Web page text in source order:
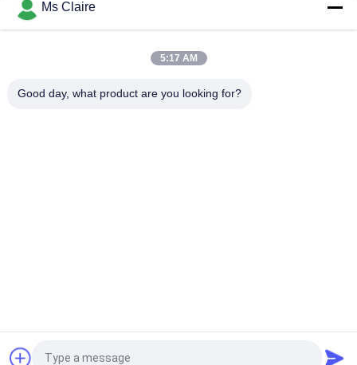
ওয়ার্কবেঞ্চ এবং গুদাম র্যাক অ্যাসেম্বলির জন্য সিলভারি অক্সিডেশন অ্যালুমিনিয়াম অ্যালয়
পাইপ - ৬০৬৩-টি৫ স্ট্রাকচারাল টিউব
ডাই কাস্ট অ্যালুমিনিয়াম অ্যালোয় পাইপ 28 মিমি ওডি - ইন্ডাস্ট্রিয়াল র্যাকগুলির জন্য হালকা
Ms Claire
5:17 AM
Good day, what product are you looking for?